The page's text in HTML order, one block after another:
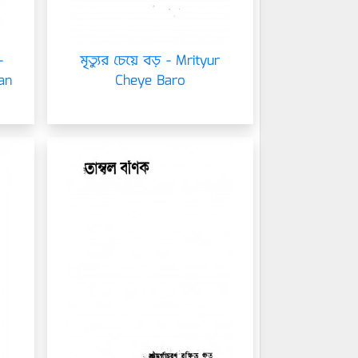
মৃত্যুর চেয়ে বড় - Mrityur
Cheye Baro